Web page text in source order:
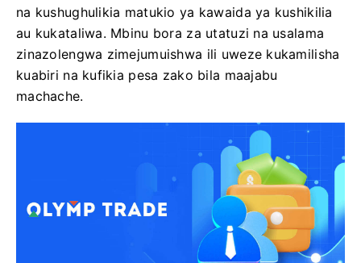
na kushughulikia matukio ya kawaida ya kushikilia
au kukataliwa. Mbinu bora za utatuzi na usalama
zinazolengwa zimejumuishwa ili uweze kukamilisha
kuabiri na kufikia pesa zako bila maajabu
machache.